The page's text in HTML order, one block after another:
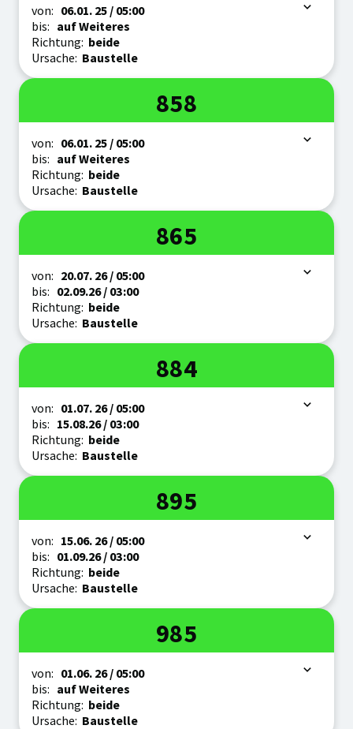
Zeitraum
von: 06.01. 25/ 05:00
bis: auf Weiteres
Richtung: beide
Ursache: Baustelle
Linie
858
Zeitraum
von: 06.01. 25/ 05:00
bis: auf Weiteres
Richtung: beide
Ursache: Baustelle
Linie
865
Zeitraum
von: 20.07. 26/ 05:00
bis: 02.09.26/ 03:00
Richtung: beide
Ursache: Baustelle
Linie
884
Zeitraum
von: 01.07. 26/ 05:00
bis: 15.08.26/ 03:00
Richtung: beide
Ursache: Baustelle
Linie
895
Zeitraum
von: 15.06. 26/ 05:00
bis: 01.09.26/ 03:00
Richtung: beide
Ursache: Baustelle
Linie
985
Zeitraum
von: 01.06. 26/ 05:00
bis: auf Weiteres
Richtung: beide
Ursache: Baustelle